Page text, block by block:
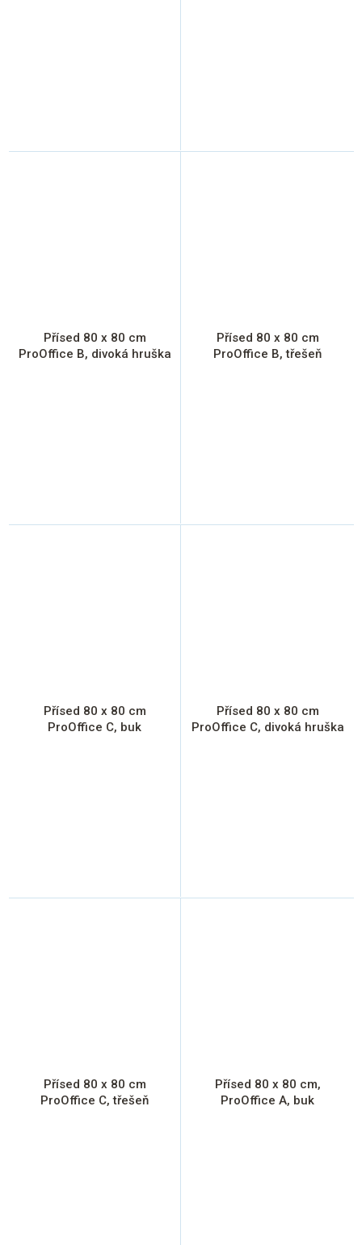
Přísed 80 x 80 cm
ProOffice B, divoká hruška
Přísed 80 x 80 cm
ProOffice B, třešeň
Přísed 80 x 80 cm
ProOffice C, buk
Přísed 80 x 80 cm
ProOffice C, divoká hruška
Přísed 80 x 80 cm
ProOffice C, třešeň
Přísed 80 x 80 cm,
ProOffice A, buk